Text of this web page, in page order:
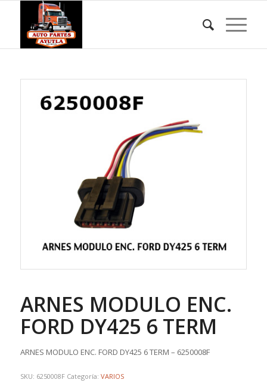
ARNES MODULO ENC.
FORD DY425 6 TERM
ARNES MODULO ENC. FORD DY425 6 TERM – 6250008F
SKU: 6250008F Categoría: VARIOS